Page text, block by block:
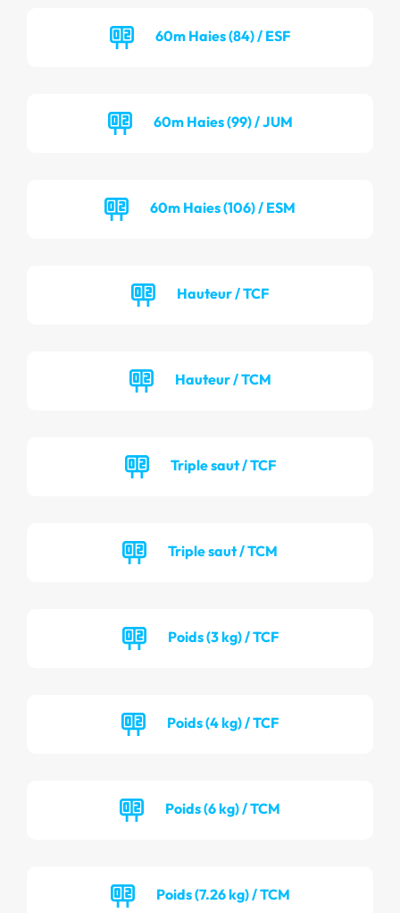
60m Haies (84) / ESF
60m Haies (99) / JUM
60m Haies (106) / ESM
Hauteur / TCF
Hauteur / TCM
Triple saut / TCF
Triple saut / TCM
Poids (3 kg) / TCF
Poids (4 kg) / TCF
Poids (6 kg) / TCM
Poids (7.26 kg) / TCM